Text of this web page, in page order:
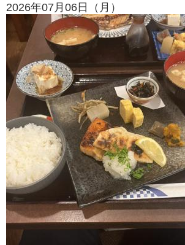
2026年07月06日（月）